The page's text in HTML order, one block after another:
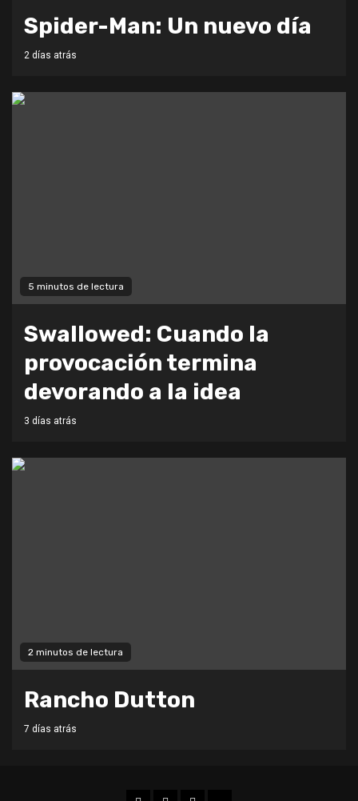
Spider-Man: Un nuevo día
2 días atrás
5 minutos de lectura
Swallowed: Cuando la
provocación termina
devorando a la idea
3 días atrás
2 minutos de lectura
Rancho Dutton
7 días atrás